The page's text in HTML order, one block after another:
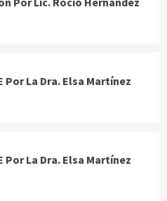
Por La Dra. Elsa Martínez
Por La Dra. Elsa Martínez